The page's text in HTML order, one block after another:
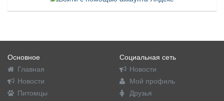
Основное
Главная
Новости
Питомцы
Социальная сеть
Новости
Мой профиль
Друзья